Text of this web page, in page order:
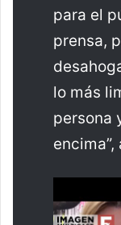
para el
prensa,
lo más
persona